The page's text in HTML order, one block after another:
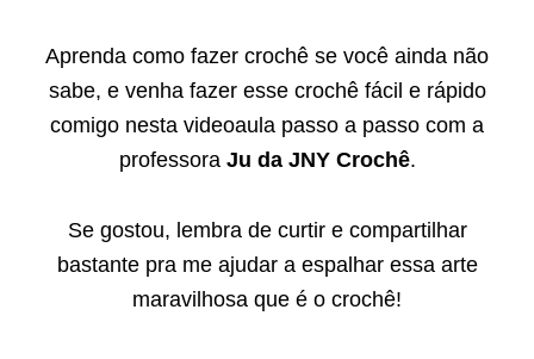
Aprenda como fazer crochê se você ainda não
sabe, e venha fazer esse crochê fácil e rápido
comigo nesta videoaula passo a passo com a
professora Ju da JNY Crochê.
Se gostou, lembra de curtir e compartilhar
bastante pra me ajudar a espalhar essa arte
maravilhosa que é o crochê!